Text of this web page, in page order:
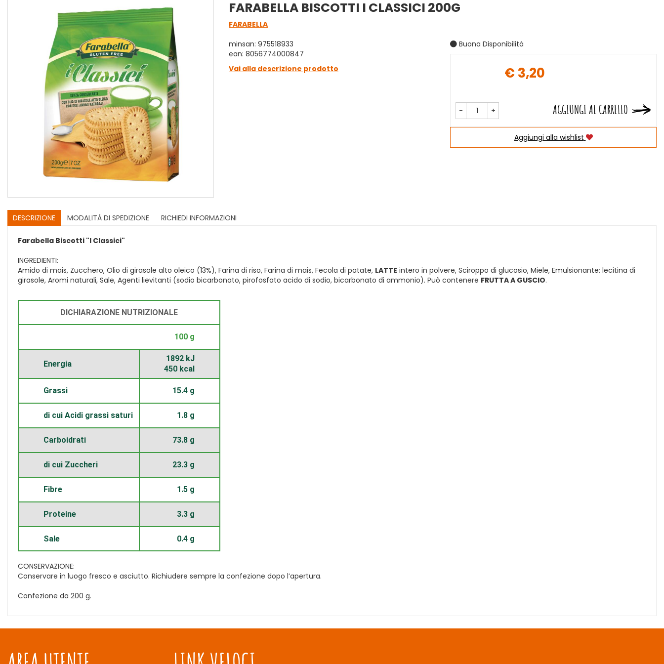
FARABELLA BISCOTTI I CLASSICI 200G
FARABELLA
minsan: 975518933
ean: 8056774000847
Vai alla descrizione prodotto
Buona Disponibilità
€ 3,20
- + AGGIUNGI AL CARRELLO
Aggiungi alla wishlist
DESCRIZIONE MODALITÀ DI SPEDIZIONE RICHIEDI INFORMAZIONI
Farabella Biscotti "I Classici"
INGREDIENTI:
Amido di mais, Zucchero, Olio di girasole alto oleico (13%), Farina di riso, Farina di mais, Fecola di patate, LATTE intero in polvere, Sciroppo di glucosio, Miele, Emulsionante: lecitina di
girasole, Aromi naturali, Sale, Agenti lievitanti (sodio bicarbonato, pirofosfato acido di sodio, bicarbonato di ammonio). Può contenere FRUTTA A GUSCIO.
DICHIARAZIONE NUTRIZIONALE
100 g
Energia
1892 kJ
450 kcal
Grassi 15.4 g
di cui Acidi grassi saturi 1.8 g
Carboidrati 73.8 g
di cui Zuccheri 23.3 g
Fibre 1.5 g
Proteine 3.3 g
Sale 0.4 g
CONSERVAZIONE:
Conservare in luogo fresco e asciutto. Richiudere sempre la confezione dopo l’apertura.
Confezione da 200 g.